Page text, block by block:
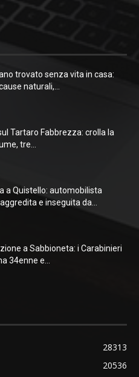
trovato senza vita in casa:
naturali,...
Tartaro Fabbrezza: crolla la
tre...
a Quistello: automobilista
e inseguita da...
a Sabbioneta: i Carabinieri
34enne e...
28313
20536